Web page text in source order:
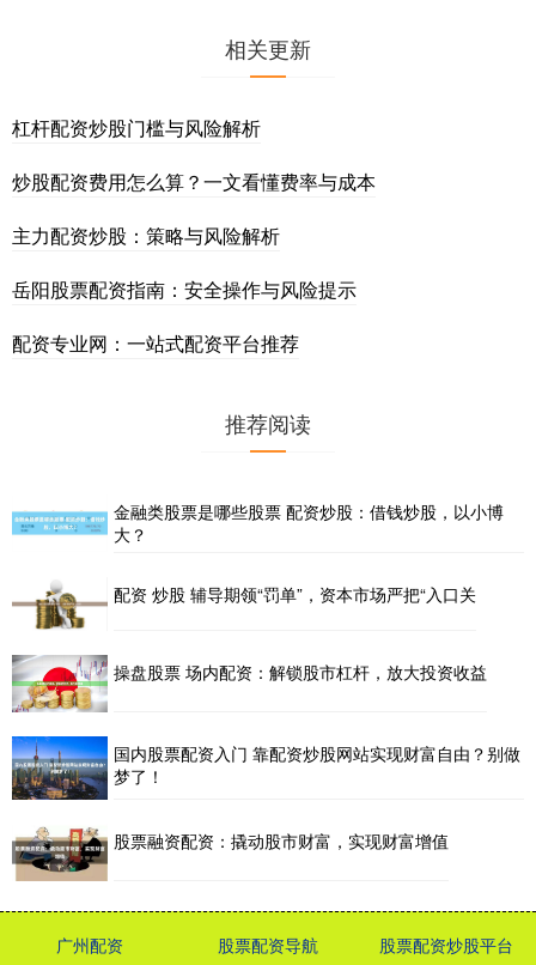
相关更新
杠杆配资炒股门槛与风险解析
炒股配资费用怎么算？一文看懂费率与成本
主力配资炒股：策略与风险解析
岳阳股票配资指南：安全操作与风险提示
配资专业网：一站式配资平台推荐
推荐阅读
金融类股票是哪些股票 配资炒股：借钱炒股，以小博
大？
配资 炒股 辅导期领“罚单”，资本市场严把“入口关
操盘股票 场内配资：解锁股市杠杆，放大投资收益
国内股票配资入门 靠配资炒股网站实现财富自由？别做
梦了！
股票融资配资：撬动股市财富，实现财富增值
广州配资 股票配资导航 股票配资炒股平台